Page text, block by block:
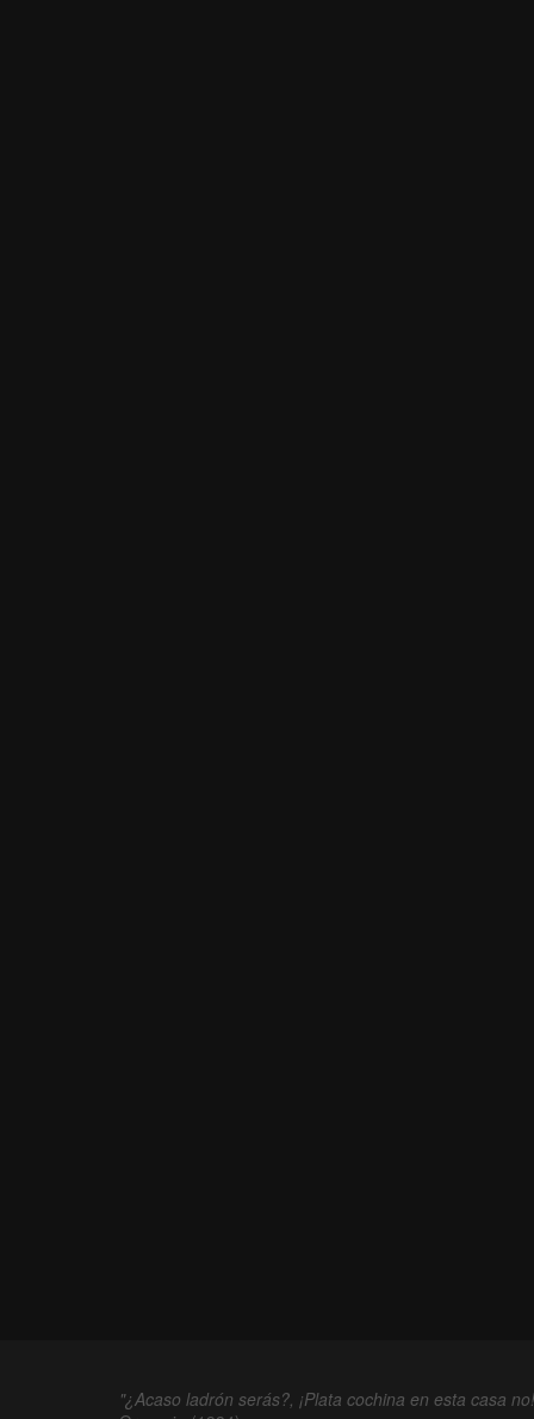
"¿Acaso ladrón serás?, ¡Plata cochina en esta casa